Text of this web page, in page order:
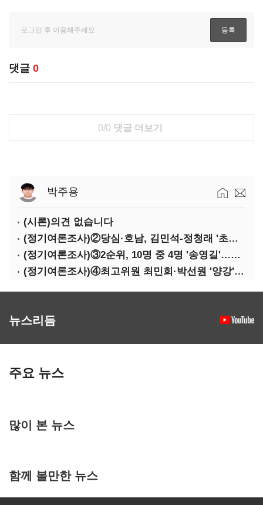
댓글 0
0/0 댓글 더보기
박주용
(시론)의견 없습니다
(정기여론조사)②당심·호남, 김민석-정청래 '초접전'
(정기여론조사)③2순위, 10명 중 4명 '송영길'…정청래 '한 자릿수'
(정기여론조사)④최고위원 최민희·박선원 '양강'…서미화·이성윤·임미애 뒤이어
뉴스리듬
주요 뉴스
많이 본 뉴스
함께 볼만한 뉴스